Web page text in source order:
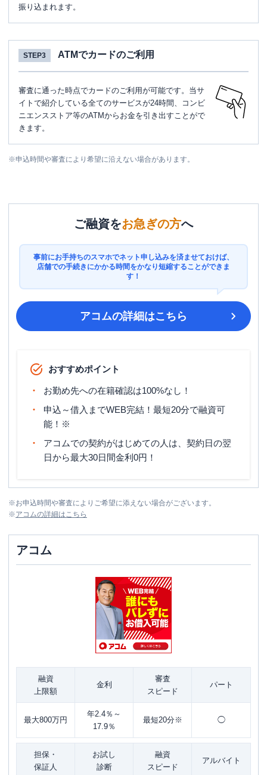
振り込まれます。
STEP3 ATMでカードのご利用
審査に通った時点でカードのご利用が可能です。当サ
イトで紹介している全てのサービスが24時間、コンビ
ニエンスストア等のATMからお金を引き出すことがで
きます。
※申込時間や審査により希望に沿えない場合があります。
ご融資をお急ぎの方へ
事前にお手持ちのスマホでネット申し込みを済ませておけば、
店舗での手続きにかかる時間をかなり短縮することができま
す！
アコムの詳細はこちら
おすすめポイント
お勤め先への在籍確認は100%なし！
申込～借入までWEB完結！最短20分で融資可
能！※
アコムでの契約がはじめての人は、契約日の翌
日から最大30日間金利0円！
※お申込時間や審査によりご希望に添えない場合がございます。
※アコムの詳細はこちら
アコム
融資
上限額
金利
審査
スピード
パート
最大800万円
年2.4％～
17.9％
最短20分※ ◯
担保・
保証人
お試し
診断
融資
スピード
アルバイト